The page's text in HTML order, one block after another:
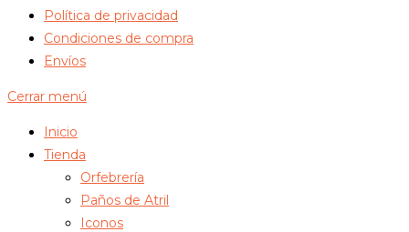
Política de privacidad
Condiciones de compra
Envíos
Cerrar menú
Inicio
Tienda
Orfebrería
Paños de Atril
Iconos